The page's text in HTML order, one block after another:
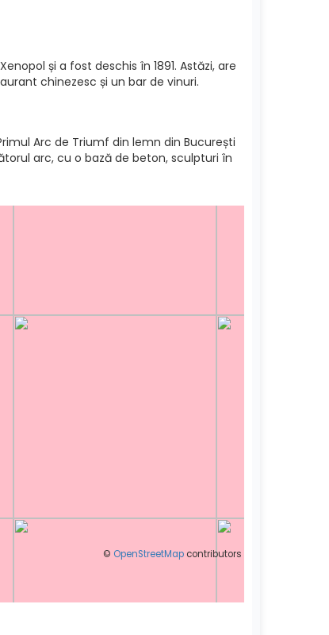
și a fost deschis în 1891. Astăzi, are
chinezesc și un bar de vinuri.
Arc de Triumf din lemn din București
arc, cu o bază de beton, sculpturi în
© OpenStreetMap contributors